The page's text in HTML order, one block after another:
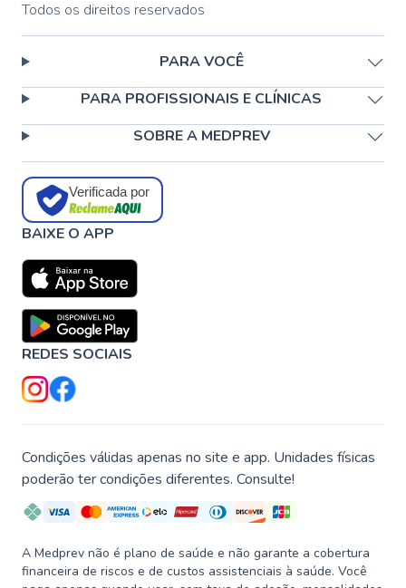
Todos os direitos reservados
PARA VOCÊ
PARA PROFISSIONAIS E CLÍNICAS
SOBRE A MEDPREV
Verificada por
BAIXE O APP
REDES SOCIAIS
Condições válidas apenas no site e app. Unidades físicas
poderão ter condições diferentes. Consulte!
A Medprev não é plano de saúde e não garante a cobertura
financeira de riscos e de custos assistenciais à saúde. Você